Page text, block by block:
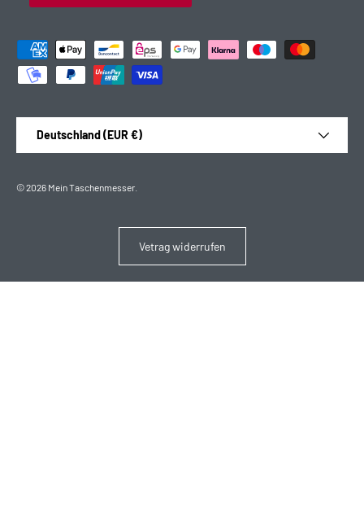
Zahlungsmethoden
Deutschland (EUR €)
© 2026 Mein Taschenmesser
Vetrag widerrufen